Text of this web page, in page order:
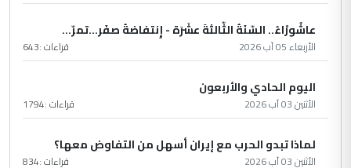
عاشُورْاءُ.. السّنَةُ الثّالثةَ عشَرَة - إِنتفاضةُ صفَر…تمرّ...
الأربعاء 05 آب 2026 قراءات :643
اليوم الحادي والأربعون
الأثنين 03 آب 2026 قراءات :1794
لماذا تبدو الحرب مع إيران أسهل من التفاوض معها؟
الأثنين 03 آب 2026 قراءات :834